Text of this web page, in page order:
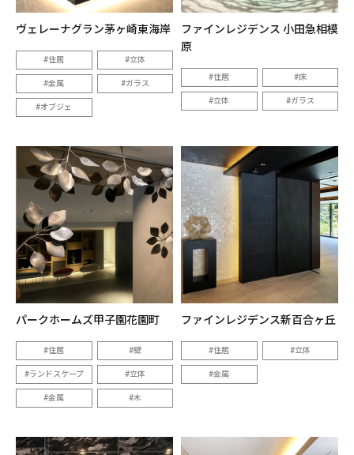
ヴェレーナグラン茅ヶ崎東海岸
住居 立体
金属 ガラス
オブジェ
ファインレジデンス 小田急相模
原
住居 床
立体 ガラス
パークホームズ甲子園花園町
住居 壁
ランドスケープ 立体
金属 木
ファインレジデンス新百合ヶ丘
住居 立体
金属